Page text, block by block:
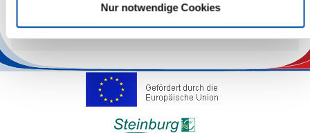
Nur notwendige Cookies
Anerkennung zur*zum Sozialpädagog*in an.
Weitere Informationen finden Siehier.